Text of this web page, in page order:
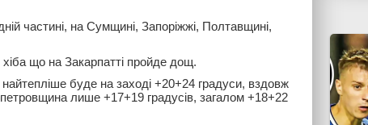
частині, на Сумщині, Запоріжжі, Полтавщині,
хіба що на Закарпатті пройде дощ.
буде на заході +20+24 градуси, вздовж
лише +17+19 градусів, загалом +18+22